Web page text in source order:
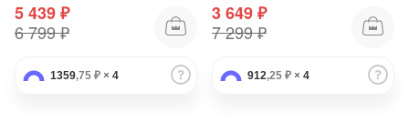
5 439 ₽
6 799 ₽
1359,75 ₽ × 4
3 649 ₽
7 299 ₽
912,25 ₽ × 4